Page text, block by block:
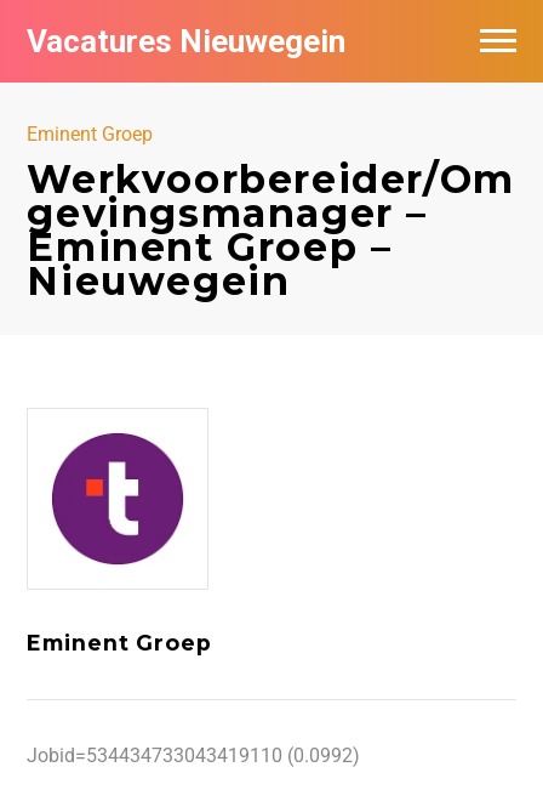
Vacatures Nieuwegein
Eminent Groep
Werkvoorbereider/Om
gevingsmanager –
Eminent Groep –
Nieuwegein
Eminent Groep
Jobid=534434733043419110 (0.0992)
Vacatures per bedrijf in Nieuwegein